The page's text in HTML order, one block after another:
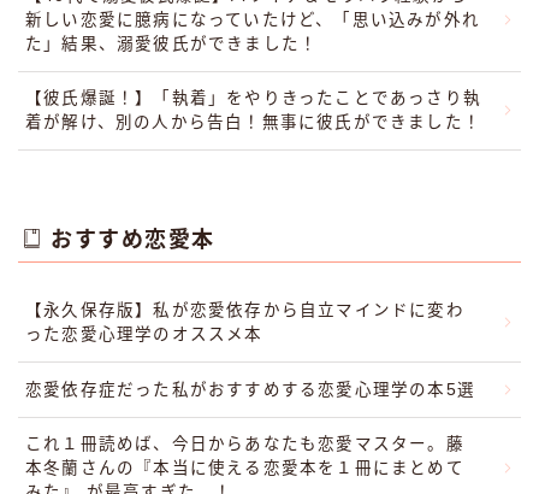
新しい恋愛に臆病になっていたけど、「思い込みが外れ
た」結果、溺愛彼氏ができました！
【彼氏爆誕！】「執着」をやりきったことであっさり執
着が解け、別の人から告白！無事に彼氏ができました！
おすすめ恋愛本
【永久保存版】私が恋愛依存から自立マインドに変わ
った恋愛心理学のオススメ本
恋愛依存症だった私がおすすめする恋愛心理学の本5選
これ１冊読めば、今日からあなたも恋愛マスター。藤
本冬蘭さんの『本当に使える恋愛本を１冊にまとめて